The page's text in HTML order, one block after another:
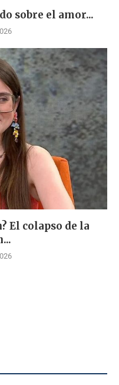
sobre el amor...
El colapso de la